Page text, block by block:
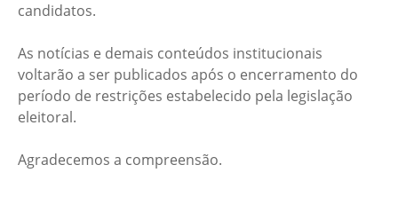
candidatos.
As notícias e demais conteúdos institucionais
voltarão a ser publicados após o encerramento do
período de restrições estabelecido pela legislação
eleitoral.
Agradecemos a compreensão.